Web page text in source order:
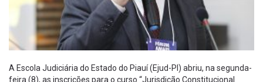
A Escola Judiciária do Estado do Piauí (Ejud-PI) abriu, na segunda-
feira (8), as inscrições para o curso “Jurisdição Constitucional